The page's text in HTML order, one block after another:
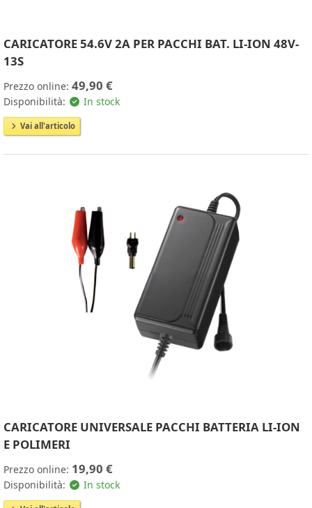
CARICATORE 54.6V 2A PER PACCHI BAT. LI-ION 48V-
13S
Prezzo online: 49,90 €
Disponibilità: In stock
Vai all'articolo
CARICATORE UNIVERSALE PACCHI BATTERIA LI-ION
E POLIMERI
Prezzo online: 19,90 €
Disponibilità: In stock